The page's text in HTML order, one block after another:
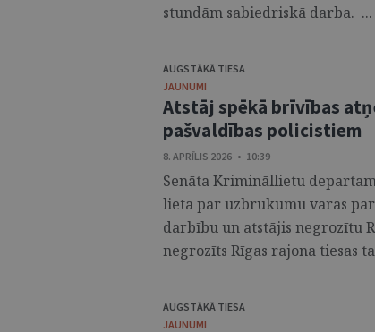
stundām sabiedriskā darba. ...
AUGSTĀKĀ TIESA
JAUNUMI
Atstāj spēkā brīvības
pašvaldības policistiem
8. APRĪLIS 2026 • 10:39
Senāta Krimināllietu
lietā par uzbrukumu varas
darbību un atstājis negrozītu
negrozīts Rīgas rajona tiesas
AUGSTĀKĀ TIESA
JAUNUMI